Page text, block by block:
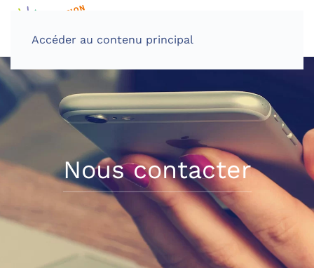
Accéder au contenu principal
Nous contacter